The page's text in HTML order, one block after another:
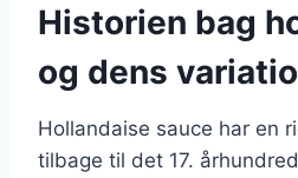
Historien bag
og dens
Hollandaise sauce har en
tilbage til det 17.